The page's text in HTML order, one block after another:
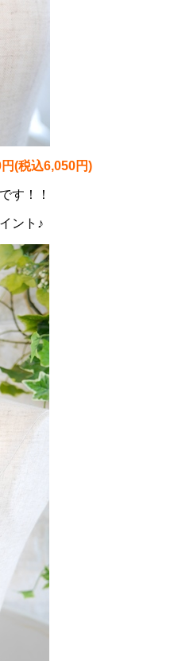
(税込6,050円)
す！！
ント♪